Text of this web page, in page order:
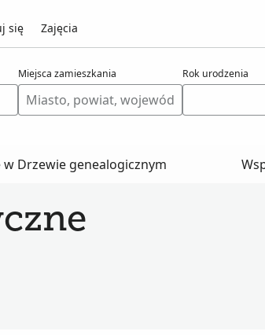
się Zajęcia
Miejsca zamieszkania Rok urodzenia
w Drzewie genealogicznym